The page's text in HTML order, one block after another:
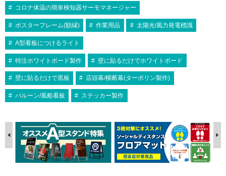
コロナ体温の簡単検知器サーモマネージャー
ポスターフレーム(額縁) 作業用品 太陽光/風力発電標識
A型看板につけるライト
特注ホワイトボード製作 壁に貼るだけでホワイトボード
壁に貼るだけで黒板 店頭幕/横断幕(ターポリン製作)
バルーン/風船看板 ステッカー製作